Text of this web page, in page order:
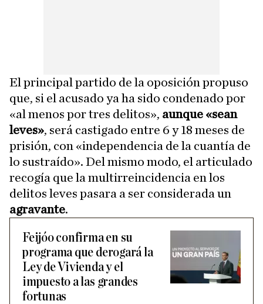
El principal partido de la oposición propuso
que, si el acusado ya ha sido condenado por
«al menos por tres delitos», aunque «sean
leves», será castigado entre 6 y 18 meses de
prisión, con «independencia de la cuantía de
lo sustraído». Del mismo modo, el articulado
recogía que la multirreincidencia en los
delitos leves pasara a ser considerada un
agravante.
Feijóo confirma en su
programa que derogará la
Ley de Vivienda y el
impuesto a las grandes
fortunas